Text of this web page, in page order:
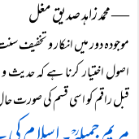
― محمد زاہد صدیق مغل
موجودہ دور میں انکار و تخفیف
اصول اختیار کرنا ہے کہ حدیث
قبل راقم کو اسی قسم کی صورت